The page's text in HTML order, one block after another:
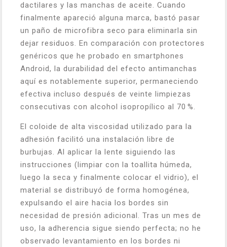
dactilares y las manchas de aceite. Cuando
finalmente apareció alguna marca, bastó pasar
un paño de microfibra seco para eliminarla sin
dejar residuos. En comparación con protectores
genéricos que he probado en smartphones
Android, la durabilidad del efecto antimanchas
aquí es notablemente superior, permaneciendo
efectiva incluso después de veinte limpiezas
consecutivas con alcohol isopropílico al 70 %.
El coloide de alta viscosidad utilizado para la
adhesión facilitó una instalación libre de
burbujas. Al aplicar la lente siguiendo las
instrucciones (limpiar con la toallita húmeda,
luego la seca y finalmente colocar el vidrio), el
material se distribuyó de forma homogénea,
expulsando el aire hacia los bordes sin
necesidad de presión adicional. Tras un mes de
uso, la adherencia sigue siendo perfecta; no he
observado levantamiento en los bordes ni